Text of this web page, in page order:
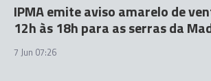
IPMA emite aviso amarelo de
12h às 18h para as serras da
7 Jun 07:26